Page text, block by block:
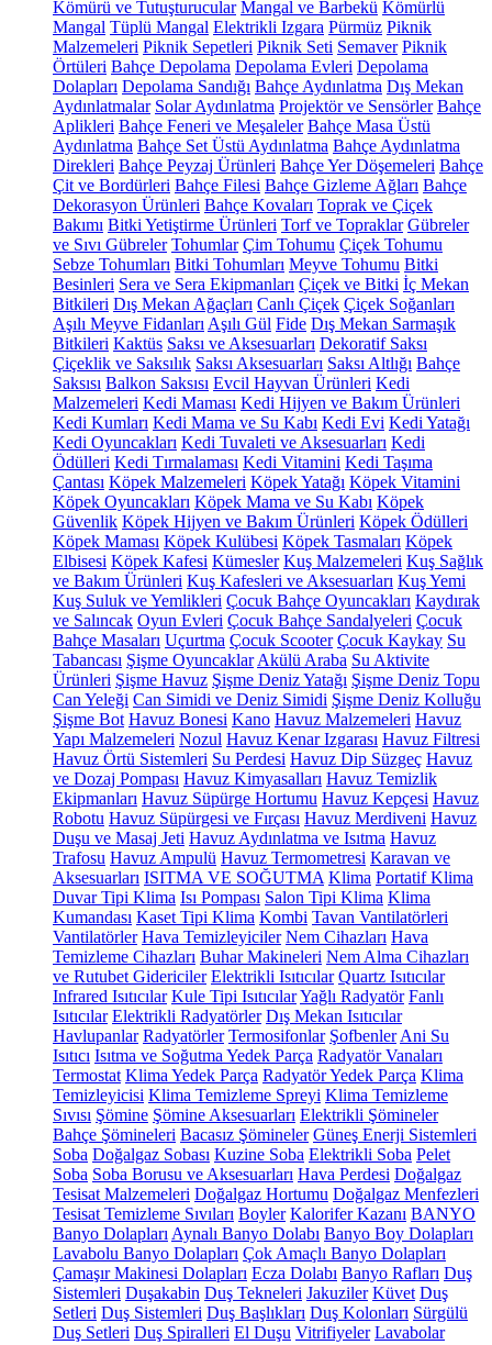
Kömürü ve Tutuşturucular Mangal ve Barbekü Kömürlü
Mangal Tüplü Mangal Elektrikli Izgara Pürmüz Piknik
Malzemeleri Piknik Sepetleri Piknik Seti Semaver Piknik
Örtüleri Bahçe Depolama Depolama Evleri Depolama
Dolapları Depolama Sandığı Bahçe Aydınlatma Dış Mekan
Aydınlatmalar Solar Aydınlatma Projektör ve Sensörler Bahçe
Aplikleri Bahçe Feneri ve Meşaleler Bahçe Masa Üstü
Aydınlatma Bahçe Set Üstü Aydınlatma Bahçe Aydınlatma
Direkleri Bahçe Peyzaj Ürünleri Bahçe Yer Döşemeleri Bahçe
Çit ve Bordürleri Bahçe Filesi Bahçe Gizleme Ağları Bahçe
Dekorasyon Ürünleri Bahçe Kovaları Toprak ve Çiçek
Bakımı Bitki Yetiştirme Ürünleri Torf ve Topraklar Gübreler
ve Sıvı Gübreler Tohumlar Çim Tohumu Çiçek Tohumu
Sebze Tohumları Bitki Tohumları Meyve Tohumu Bitki
Besinleri Sera ve Sera Ekipmanları Çiçek ve Bitki İç Mekan
Bitkileri Dış Mekan Ağaçları Canlı Çiçek Çiçek Soğanları
Aşılı Meyve Fidanları Aşılı Gül Fide Dış Mekan Sarmaşık
Bitkileri Kaktüs Saksı ve Aksesuarları Dekoratif Saksı
Çiçeklik ve Saksılık Saksı Aksesuarları Saksı Altlığı Bahçe
Saksısı Balkon Saksısı Evcil Hayvan Ürünleri Kedi
Malzemeleri Kedi Maması Kedi Hijyen ve Bakım Ürünleri
Kedi Kumları Kedi Mama ve Su Kabı Kedi Evi Kedi Yatağı
Kedi Oyuncakları Kedi Tuvaleti ve Aksesuarları Kedi
Ödülleri Kedi Tırmalaması Kedi Vitamini Kedi Taşıma
Çantası Köpek Malzemeleri Köpek Yatağı Köpek Vitamini
Köpek Oyuncakları Köpek Mama ve Su Kabı Köpek
Güvenlik Köpek Hijyen ve Bakım Ürünleri Köpek Ödülleri
Köpek Maması Köpek Kulübesi Köpek Tasmaları Köpek
Elbisesi Köpek Kafesi Kümesler Kuş Malzemeleri Kuş Sağlık
ve Bakım Ürünleri Kuş Kafesleri ve Aksesuarları Kuş Yemi
Kuş Suluk ve Yemlikleri Çocuk Bahçe Oyuncakları Kaydırak
ve Salıncak Oyun Evleri Çocuk Bahçe Sandalyeleri Çocuk
Bahçe Masaları Uçurtma Çocuk Scooter Çocuk Kaykay Su
Tabancası Şişme Oyuncaklar Akülü Araba Su Aktivite
Ürünleri Şişme Havuz Şişme Deniz Yatağı Şişme Deniz Topu
Can Yeleği Can Simidi ve Deniz Simidi Şişme Deniz Kolluğu
Şişme Bot Havuz Bonesi Kano Havuz Malzemeleri Havuz
Yapı Malzemeleri Nozul Havuz Kenar Izgarası Havuz Filtresi
Havuz Örtü Sistemleri Su Perdesi Havuz Dip Süzgeç Havuz
ve Dozaj Pompası Havuz Kimyasalları Havuz Temizlik
Ekipmanları Havuz Süpürge Hortumu Havuz Kepçesi Havuz
Robotu Havuz Süpürgesi ve Fırçası Havuz Merdiveni Havuz
Duşu ve Masaj Jeti Havuz Aydınlatma ve Isıtma Havuz
Trafosu Havuz Ampulü Havuz Termometresi Karavan ve
Aksesuarları ISITMA VE SOĞUTMA Klima Portatif Klima
Duvar Tipi Klima Isı Pompası Salon Tipi Klima Klima
Kumandası Kaset Tipi Klima Kombi Tavan Vantilatörleri
Vantilatörler Hava Temizleyiciler Nem Cihazları Hava
Temizleme Cihazları Buhar Makineleri Nem Alma Cihazları
ve Rutubet Gidericiler Elektrikli Isıtıcılar Quartz Isıtıcılar
Infrared Isıtıcılar Kule Tipi IsıtıcılarYağlı Radyatör Fanlı
Isıtıcılar Elektrikli Radyatörler Dış Mekan Isıtıcılar
Havlupanlar Radyatörler Termosifonlar Şofbenler Ani Su
Isıtıcı Isıtma ve Soğutma Yedek Parça Radyatör Vanaları
Termostat Klima Yedek Parça Radyatör Yedek Parça Klima
Temizleyicisi Klima Temizleme Spreyi Klima Temizleme
Sıvısı Şömine Şömine Aksesuarları Elektrikli Şömineler
Bahçe Şömineleri Bacasız Şömineler Güneş Enerji Sistemleri
Soba Doğalgaz Sobası Kuzine Soba Elektrikli Soba Pelet
Soba Soba Borusu ve Aksesuarları Hava Perdesi Doğalgaz
Tesisat Malzemeleri Doğalgaz Hortumu Doğalgaz Menfezleri
Tesisat Temizleme Sıvıları Boyler Kalorifer Kazanı BANYO
Banyo Dolapları Aynalı Banyo Dolabı Banyo Boy Dolapları
Lavabolu Banyo Dolapları Çok Amaçlı Banyo Dolapları
Çamaşır Makinesi Dolapları Ecza Dolabı Banyo Rafları Duş
Sistemleri Duşakabin Duş Tekneleri Jakuziler Küvet Duş
Setleri Duş Sistemleri Duş Başlıkları Duş Kolonları Sürgülü
Duş Setleri Duş Spiralleri El Duşu Vitrifiyeler Lavabolar